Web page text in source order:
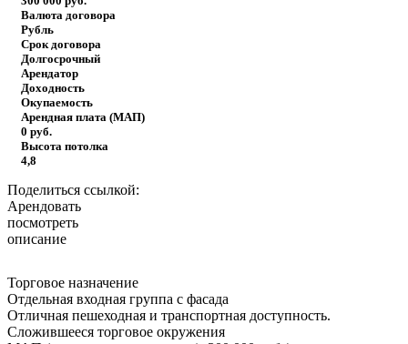
Валюта договора
Рубль
Срок договора
Долгосрочный
Арендатор
Доходность
Окупаемость
Арендная плата (МАП)
0 руб.
Высота потолка
4,8
Поделиться ссылкой:
Арендовать
посмотреть
описание
Торговое назначение
Отдельная входная группа с фасада
Отличная пешеходная и транспортная доступность.
Сложившееся торговое окружения